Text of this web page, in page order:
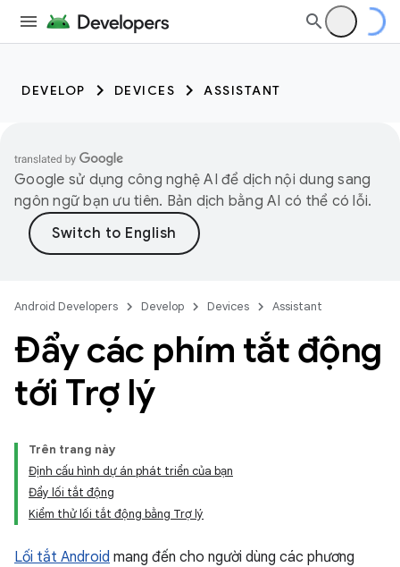
DEVELOP DEVICES ASSISTANT
Google sử dụng công nghệ AI để dịch nội dung sang
ngôn ngữ bạn ưu tiên. Bản dịch bằng AI có thể có lỗi.
Android Developers Develop Devices Assistant
Đẩy các phím tắt động
tới Trợ lý
Trên trang này
Định cấu hình dự án phát triển của bạn
Đẩy lối tắt động
Kiểm thử lối tắt động bằng Trợ lý
Lối tắt Android mang đến cho người dùng các phương